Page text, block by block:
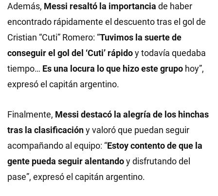
Además, Messi resaltó la importancia de haber
encontrado rápidamente el descuento tras el gol de
Cristian “Cuti” Romero: “Tuvimos la suerte de
conseguir el gol del ‘Cuti’ rápidoy todavía quedaba
tiempo… Es una locura lo que hizo este grupo hoy”,
expresó el capitán argentino.
Finalmente, Messi destacó la alegría de los hinchas
tras la clasificacióny valoró que puedan seguir
acompañando al equipo: “Estoy contento de que la
gente pueda seguir alentandoy disfrutando del
pase”, expresó el capitán argentino.